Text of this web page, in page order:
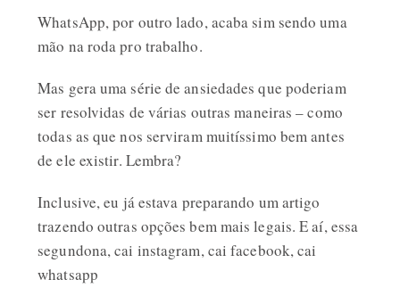
WhatsApp, por outro lado, acaba sim sendo uma
mão na roda pro trabalho.
Mas gera uma série de ansiedades que poderiam
ser resolvidas de várias outras maneiras – como
todas as que nos serviram muitíssimo bem antes
de ele existir. Lembra?
Inclusive, eu já estava preparando um artigo
trazendo outras opções bem mais legais. E aí, essa
segundona, cai instagram, cai facebook, cai
whatsapp